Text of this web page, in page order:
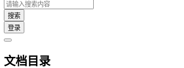
搜索
登录
文档目录